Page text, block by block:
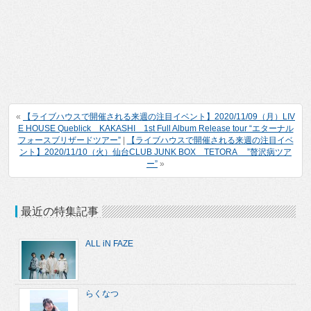
«
【ライブハウスで開催される来週の注目イベント】2020/11/09（月）LIV
E HOUSE Queblick KAKASHI 1st Full Album Release tour “エターナル
フォースブリザードツアー”|
【ライブハウスで開催される来週の注目イベ
ント】2020/11/10（火）仙台CLUB JUNK BOX TETORA ”贅沢病ツア
ー” »
最近の特集記事
ALL iN FAZE
らくなつ